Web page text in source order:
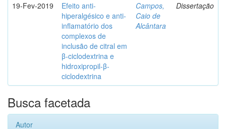
19-Fev-2019
Efeito anti-
hiperalgésico e anti-
inflamatório dos
complexos de
inclusão de citral em
β-ciclodextrina e
hidroxipropil-β-
ciclodextrina
Campos,
Caio de
Alcântara
Dissertação
Busca facetada
Autor